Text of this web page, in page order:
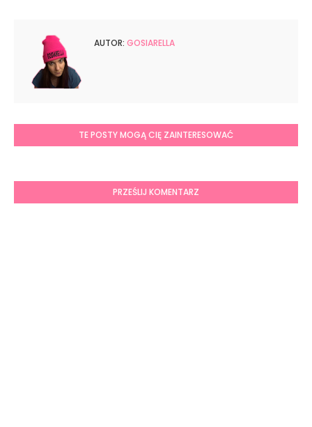
AUTOR: GOSIARELLA
TE POSTY MOGĄ CIĘ ZAINTERESOWAĆ
PRZEŚLIJ KOMENTARZ